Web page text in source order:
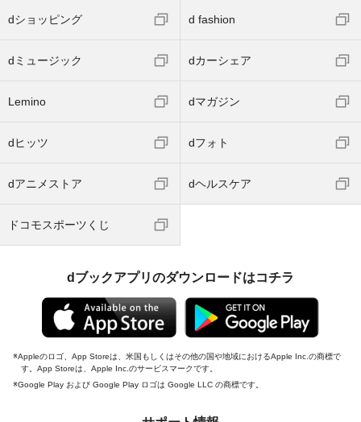
dショッピング d fashion
dミュージック dカーシェア
Lemino dマガジン
dヒッツ dフォト
dアニメストア dヘルスケア
ドコモスポーツくじ
dブックアプリのダウンロードはコチラ
Appleのロゴ、App Storeは、米国もしくはその他の国や地域におけるApple Inc.の商標で
す。App Storeは、Apple Inc.のサービスマークです。
Google Play および Google Play ロゴは Google LLC の商標です。